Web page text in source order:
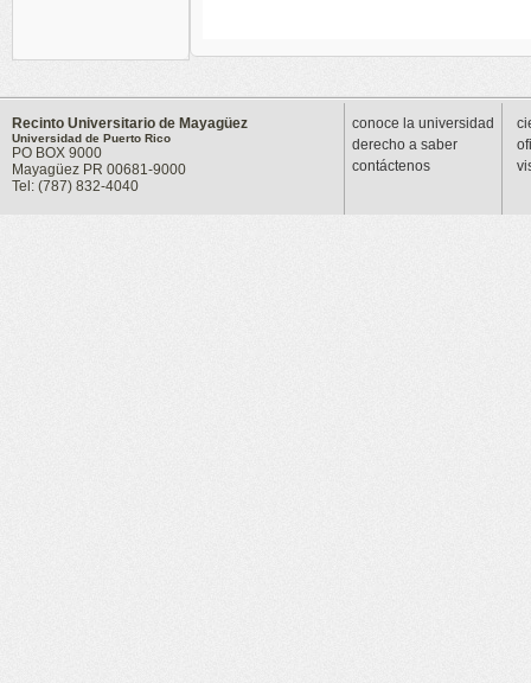
Recinto Universitario de Mayagüez
Universidad de Puerto Rico
PO BOX 9000
Mayagüez PR 00681-9000
Tel: (787) 832-4040
conoce la universidad
derecho a saber
contáctenos